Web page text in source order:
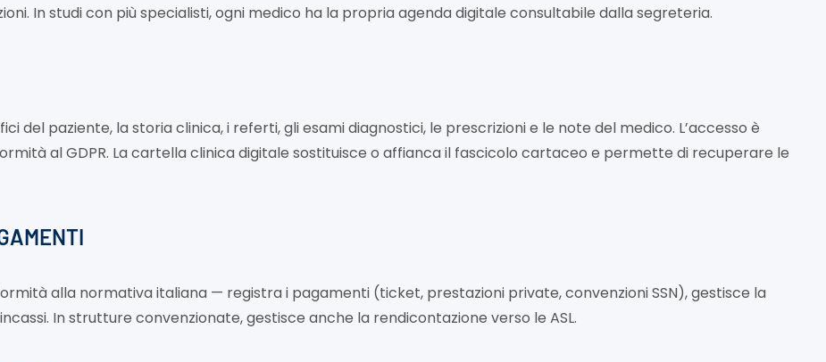
In studi con più specialisti, ogni medico ha la propria agenda digitale consultabile dalla segreteria.
del paziente, la storia clinica, i referti, gli esami diagnostici, le prescrizioni e le note del medico. L’accesso è
al GDPR. La cartella clinica digitale sostituisce o affianca il fascicolo cartaceo e permette di recuperare le
alla normativa italiana — registra i pagamenti (ticket, prestazioni private, convenzioni SSN), gestisce la
In strutture convenzionate, gestisce anche la rendicontazione verso le ASL.